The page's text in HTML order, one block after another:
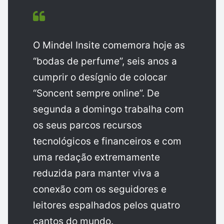
O Mindel Insite comemora hoje as
“bodas de perfume”, seis anos a
cumprir o desígnio de colocar
“Soncent sempre online”. De
segunda a domingo trabalha com
os seus parcos recursos
tecnológicos e financeiros e com
uma redação extremamente
reduzida para manter viva a
conexão com os seguidores e
leitores espalhados pelos quatro
cantos do mundo.